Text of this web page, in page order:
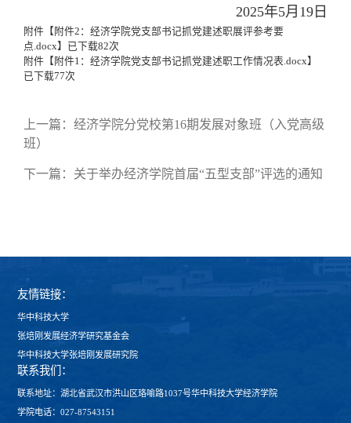
2025年5月19日
附件【 附件2：经济学院党支部书记抓党建述职展评参考要
点.docx】已下载82次
附件【 附件1：经济学院党支部书记抓党建述职工作情况表.docx】
已下载77次
上一篇：经济学院分党校第16期发展对象班（入党高级
班）
下一篇： 关于举办经济学院首届“五型支部”评选的通知
友情链接：
华中科技大学
张培刚发展经济学研究基金会
华中科技大学张培刚发展研究院
联系我们：
联系地址：湖北省武汉市洪山区珞喻路1037号华中科技大学经济学院
学院电话：027-87543151